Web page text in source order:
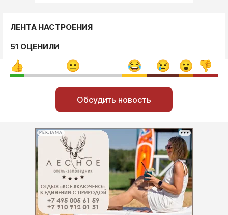
ЛЕНТА НАСТРОЕНИЯ
51 ОЦЕНИЛИ
Обсудить новость
РЕКЛАМА